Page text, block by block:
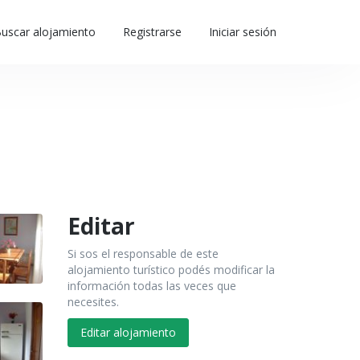
alojamiento Registrarse Iniciar sesión
Editar
Si sos el responsable de este
alojamiento turístico podés modificar la
información todas las veces que
necesites.
Editar alojamiento